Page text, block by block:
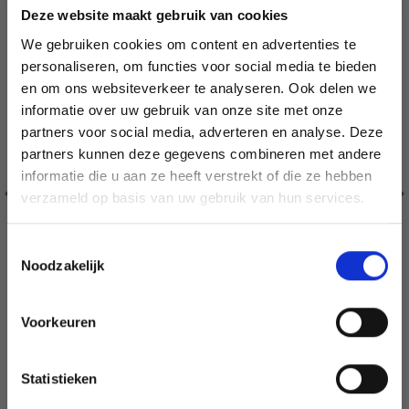
Deze website maakt gebruik van cookies
We gebruiken cookies om content en advertenties te
personaliseren, om functies voor social media te bieden
en om ons websiteverkeer te analyseren. Ook delen we
informatie over uw gebruik van onze site met onze
partners voor social media, adverteren en analyse. Deze
partners kunnen deze gegevens combineren met andere
informatie die u aan ze heeft verstrekt of die ze hebben
verzameld op basis van uw gebruik van hun services.
Noodzakelijk
Voorkeuren
Statistieken
BORDUURPAKKET KERSTMAN TAFELKLEED MET
EUR 39.80EUR 49.75
Économisez jusqu'à 50 %
Soyez le premier à connaître nos soldes et